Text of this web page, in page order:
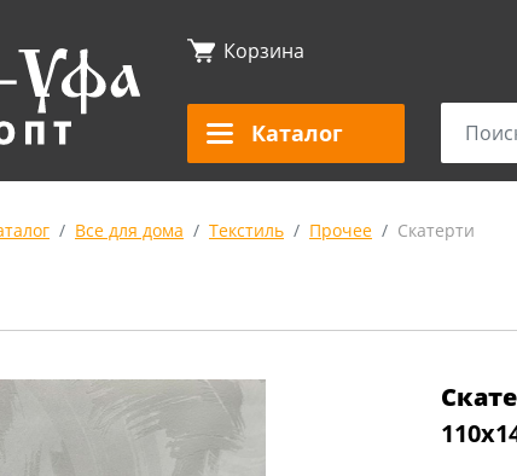
Корзина
Каталог
Все для дома Текстиль Прочее Скатерти